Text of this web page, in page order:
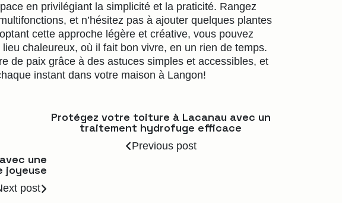
en privilégiant la simplicité et la praticité. Rangez
et n’hésitez pas à ajouter quelques plantes
cette approche légère et créative, vous pouvez
chaleureux, où il fait bon vivre, en un rien de temps.
de paix grâce à des astuces simples et accessibles, et
instant dans votre maison à Langon!
Protégez votre toiture à Lacanau avec un
traitement hydrofuge efficace
Previous post
une
joyeuse
post